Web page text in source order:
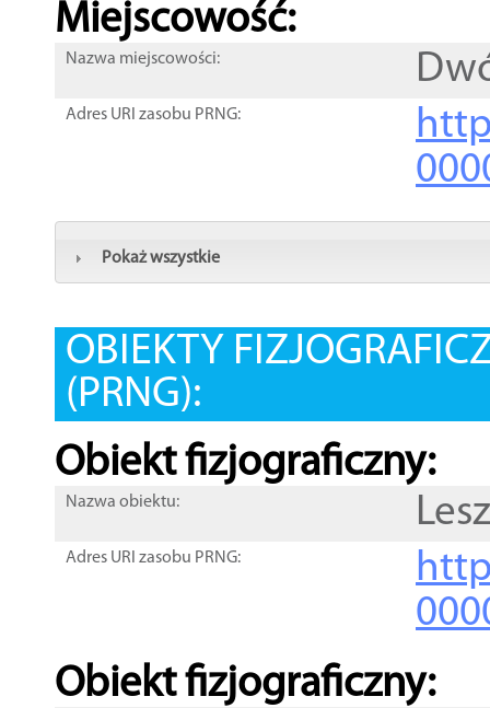
Miejscowość:
Nazwa miejscowości:
Adres URI zasobu PRNG:
Pokaż wszystkie
OBIEKTY
(PRNG):
Obiekt fizjograficzny:
Nazwa obiektu:
Adres URI zasobu PRNG:
Obiekt fizjograficzny: